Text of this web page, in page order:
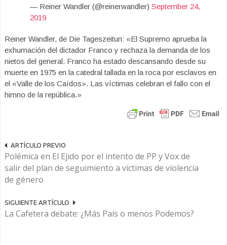
— Reiner Wandler (@reinerwandler) September 24,
2019
Reiner Wandler, de Die Tageszeitun: «El Supremo aprueba la
exhumación del dictador Franco y rechaza la demanda de los
nietos del general. Franco ha estado descansando desde su
muerte en 1975 en la catedral tallada en la roca por esclavos en
el «Valle de los Caídos». Las víctimas celebran el fallo con el
himno de la república.»
ARTÍCULO PREVIO
Polémica en El Ejido por el intento de PP y Vox de
salir del plan de seguimiento a víctimas de violencia
de género
SIGUIENTE ARTÍCULO
La Cafetera debate: ¿Más País o menos Podemos?